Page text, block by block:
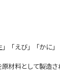
「えび」「かに
材料として製造